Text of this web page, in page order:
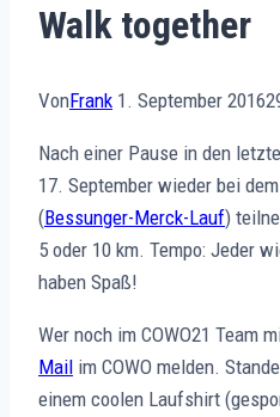
Walk together
VonFrank 1. September 2016
Nach einer Pause in den
17. September wieder bei
(Bessunger-Merck-Lauf)
5 oder 10 km. Tempo: Jeder
haben Spaß!
Wer noch im COWO21 Team
Mail im COWO melden.
einem coolen Laufshirt